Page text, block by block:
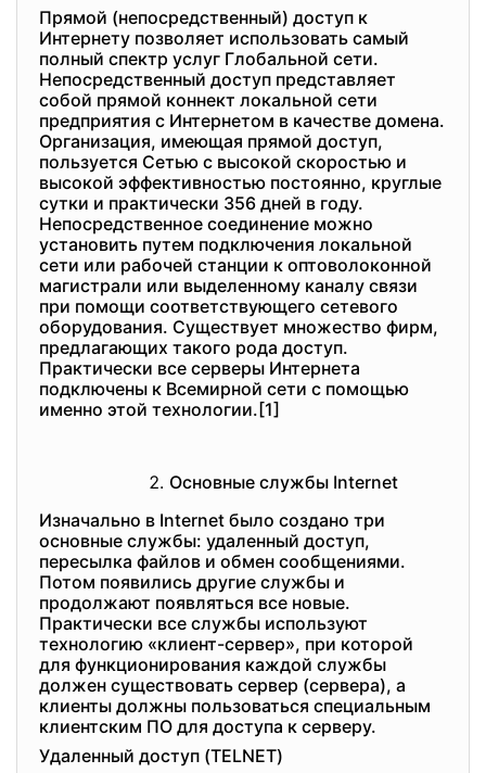
Прямой (непосредственный) доступ к
Интернету позволяет использовать самый
полный спектр услуг Глобальной сети.
Непосредственный доступ представляет
собой прямой коннект локальной сети
предприятия с Интернетом в качестве домена.
Организация, имеющая прямой доступ,
пользуется Сетью с высокой скоростью и
высокой эффективностью постоянно, круглые
сутки и практически 356 дней в году.
Непосредственное соединение можно
установить путем подключения локальной
сети или рабочей станции к оптоволоконной
магистрали или выделенному каналу связи
при помощи соответствующего сетевого
оборудования. Существует множество фирм,
предлагающих такого рода доступ.
Практически все серверы Интернета
подключены к Всемирной сети с помощью
именно этой технологии.[1]
Основные службы Internet
Изначально в Internet было создано три
основные службы: удаленный доступ,
пересылка файлов и обмен сообщениями.
Потом появились другие службы и
продолжают появляться все новые.
Практически все службы используют
технологию «клиент-сервер», при которой
для функционирования каждой службы
должен существовать сервер (сервера), а
клиенты должны пользоваться специальным
клиентским ПО для доступа к серверу.
Удаленный доступ (TELNET)